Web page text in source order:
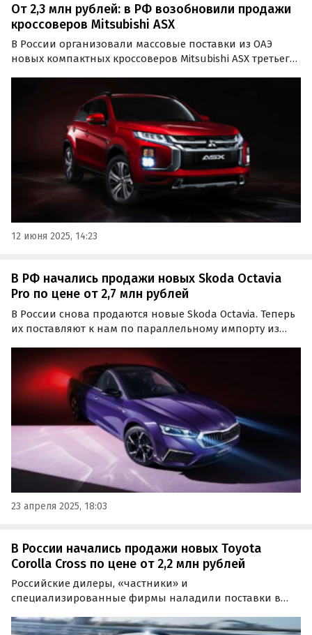
От 2,3 млн рублей: в РФ возобновили продажи
кроссоверов Mitsubishi ASX
В России организовали массовые поставки из ОАЭ
новых компактных кроссоверов Mitsubishi ASX третьего
12 июня 2025, 14:23
В РФ начались продажи новых Skoda Octavia
Pro по цене от 2,7 млн рублей
В России снова продаются новые Skoda Octavia. Теперь
их поставляют к нам по параллельному импорту из
лифтбеки на одном классифайдов начинаются от 2 740
000 рублей, сообщают «Автоновости дня».
23 апреля 2025, 18:03
В России начались продажи новых Toyota
Corolla Cross по цене от 2,2 млн рублей
Российские дилеры, «частники» и
специализированные фирмы наладили поставки в
которые очень популярны в Юго-Восточной Азии.